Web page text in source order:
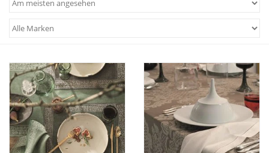
Info-Service
Geprüfter Webshop
Über uns
Vertrag widerrufen